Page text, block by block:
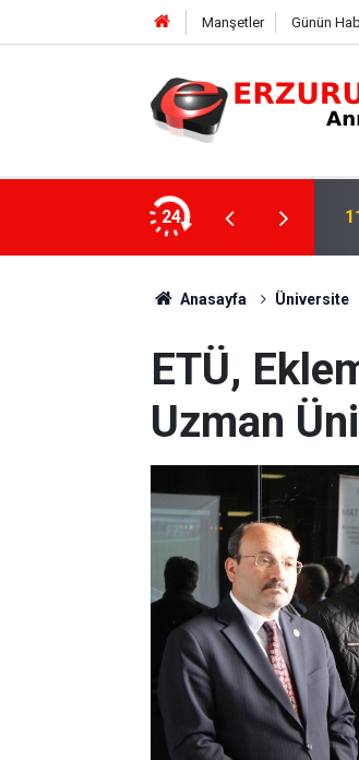
Manşetler Günün
24
Anasayfa Üniversite
ETÜ,
Uzman